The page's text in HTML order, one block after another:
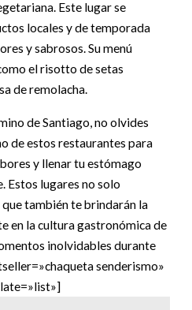
Este lugar se
locales y de temporada
y sabrosos. Su menú
el risotto de setas
de remolacha.
de Santiago, no olvides
de estos restaurantes para
y llenar tu estómago
Estos lugares no solo
también te brindarán la
en la cultura gastronómica de
inolvidables durante
senderismo»